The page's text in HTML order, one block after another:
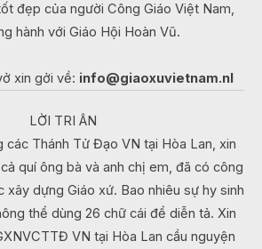
đẹp của người Công Giáo Việt Nam,
hành với Giáo Hội Hoàn Vũ.
xin gởi về: info@giaoxuvietnam.nl
LỜI TRI ÂN
các Thánh Tử Đạo VN tại Hòa Lan, xin
quí ông bà và anh chị em, đã có công
dựng Giáo xứ. Bao nhiêu sự hy sinh
thể dùng 26 chữ cái để diễn tả. Xin
VN tại Hòa Lan cầu nguyện